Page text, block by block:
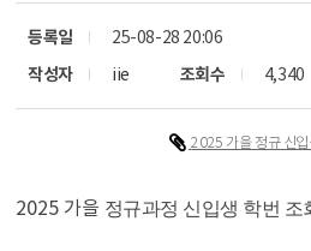
등록일
25-08-28 20:06
작성자
iie 조회수 4,340
2025 가을 정규 신
2025 가을 정규과정 신입생 학번 조